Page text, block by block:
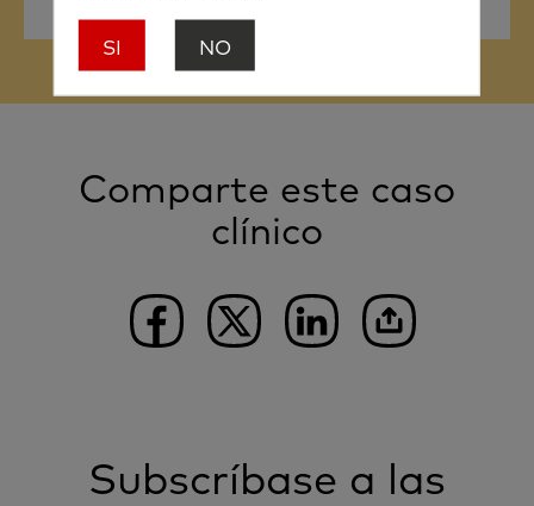
SI NO
Comparte este caso
clínico
Subscríbase a las